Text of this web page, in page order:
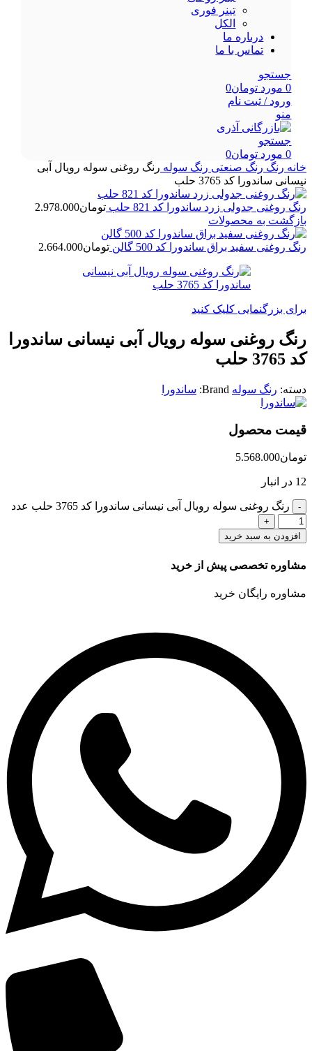
تینر فوری
الکل
درباره ما
تماس با ما
جستجو
0 مورد تومان0
ورود / ثبت نام
منو
جستجو
0 مورد تومان0
خانه رنگ رنگ صنعتی رنگ سوله رنگ روغنی سوله رویال آبی
نیسانی ساندورا کد 3765 حلب
رنگ روغنی جدولی زرد ساندورا کد 821 حلب تومان2.978.000
بازگشت به محصولات
رنگ روغنی سفید براق ساندورا کد 500 گالن تومان2.664.000
برای بزرگنمایی کلیک کنید
رنگ روغنی سوله رویال آبی نیسانی ساندورا
کد 3765 حلب
دسته: رنگ سوله Brand: ساندورا
قیمت محصول
تومان5.568.000
12 در انبار
رنگ روغنی سوله رویال آبی نیسانی ساندورا کد 3765 حلب عدد
افزودن به سبد خرید
مشاوره تخصصی پیش از خرید
مشاوره رایگان خرید